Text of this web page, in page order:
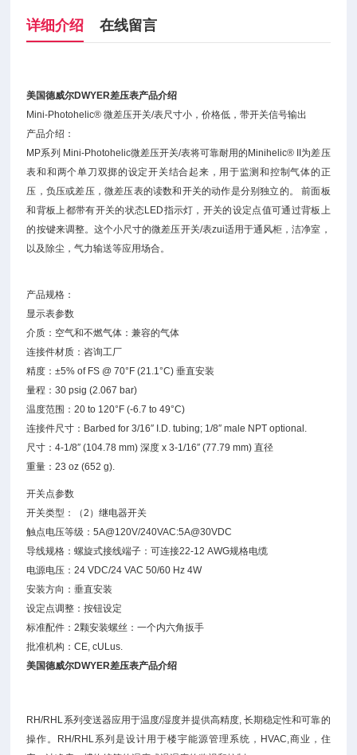
详细介绍 在线留言
美国德威尔DWYER差压表产品介绍
Mini-Photohelic® 微差压开关/表尺寸小，价格低，带开关信号输出
产品介绍：
MP系列 Mini-Photohelic微差压开关/表将可靠耐用的Minihelic® II为差压
表和和两个单刀双掷的设定开关结合起来，用于监测和控制气体的正
压，负压或差压，微差压表的读数和开关的动作是分别独立的。 前面板
和背板上都带有开关的状态LED指示灯，开关的设定点值可通过背板上
的按键来调整。这个小尺寸的微差压开关/表zui适用于通风柜，洁净室，
以及除尘，气力输送等应用场合。
产品规格：
显示表参数
介质：空气和不燃气体：兼容的气体
连接件材质：咨询工厂
精度：±5% of FS @ 70°F (21.1°C) 垂直安装
量程：30 psig (2.067 bar)
温度范围：20 to 120°F (-6.7 to 49°C)
连接件尺寸：Barbed for 3/16″ I.D. tubing; 1/8″ male NPT optional.
尺寸：4-1/8″ (104.78 mm) 深度 x 3-1/16″ (77.79 mm) 直径
重量：23 oz (652 g).
开关点参数
开关类型：（2）继电器开关
触点电压等级：5A@120V/240VAC:5A@30VDC
导线规格：螺旋式接线端子：可连接22-12 AWG规格电缆
电源电压：24 VDC/24 VAC 50/60 Hz 4W
安装方向：垂直安装
设定点调整：按钮设定
标准配件：2颗安装螺丝：一个内六角扳手
批准机构：CE, cULus.
美国德威尔DWYER差压表产品介绍
RH/RHL系列变送器应用于温度/湿度并提供高精度, 长期稳定性和可靠的
操作。RH/RHL系列是设计用于楼宇能源管理系统，HVAC,商业，住